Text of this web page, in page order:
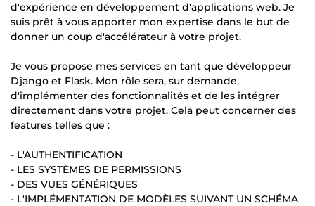
d'expérience en développement d'applications web. Je
suis prêt à vous apporter mon expertise dans le but de
donner un coup d'accélérateur à votre projet.
Je vous propose mes services en tant que développeur
Django et Flask. Mon rôle sera, sur demande,
d'implémenter des fonctionnalités et de les intégrer
directement dans votre projet. Cela peut concerner des
features telles que :
- L'AUTHENTIFICATION
- LES SYSTÈMES DE PERMISSIONS
- DES VUES GÉNÉRIQUES
- L'IMPLÉMENTATION DE MODÈLES SUIVANT UN SCHÉMA